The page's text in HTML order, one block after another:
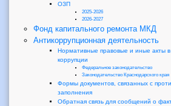
ОЗП
2025-2026
2026-2027
Фонд капитального ремонта МКД
Антикоррупционная деятельность
Нормативные правовые и иные акты
коррупции
Федеральное законодательство
Законодательство Краснодарского края
Формы документов, связанных с
заполнения
Обратная связь для сообщений о